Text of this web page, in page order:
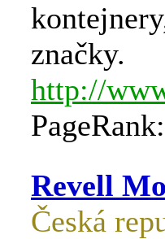
značky.
http://
Revell
Česká